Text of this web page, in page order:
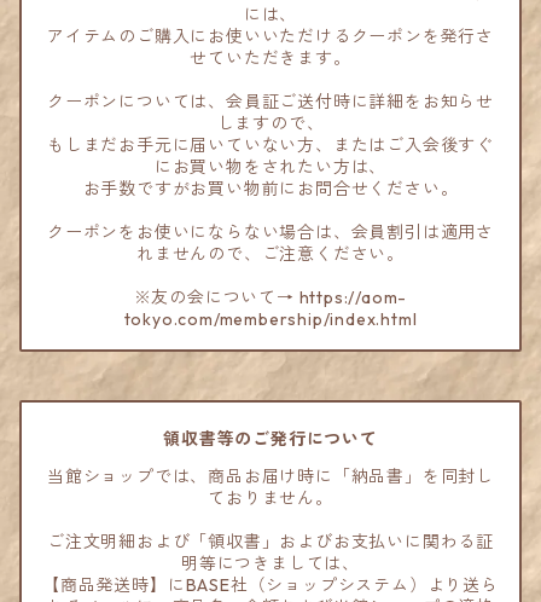
には、
アイテムのご購入にお使いいただけるクーポンを発行さ
せていただきます。
クーポンについては、会員証ご送付時に詳細をお知らせ
しますので、
もしまだお手元に届いていない方、またはご入会後すぐ
にお買い物をされたい方は、
お手数ですがお買い物前にお問合せください。
クーポンをお使いにならない場合は、会員割引は適用さ
れませんので、ご注意ください。
※友の会について→ https://aom-
tokyo.com/membership/index.html
領収書等のご発行について
当館ショップでは、商品お届け時に「納品書」を同封し
ておりません。
ご注文明細および「領収書」およびお支払いに関わる証
明等につきましては、
【商品発送時】にBASE社（ショップシステム）より送ら